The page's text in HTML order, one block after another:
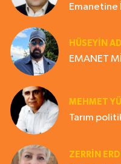
Emanetine
HÜSEYIN
EMANET
MEHMET
Tarım
ZERRIN